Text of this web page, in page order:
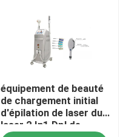
équipement de beauté
de chargement initial
d'épilation de laser du
laser 2 In1 Dpl de